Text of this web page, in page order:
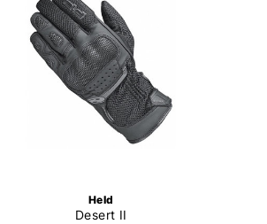
Held
Desert II